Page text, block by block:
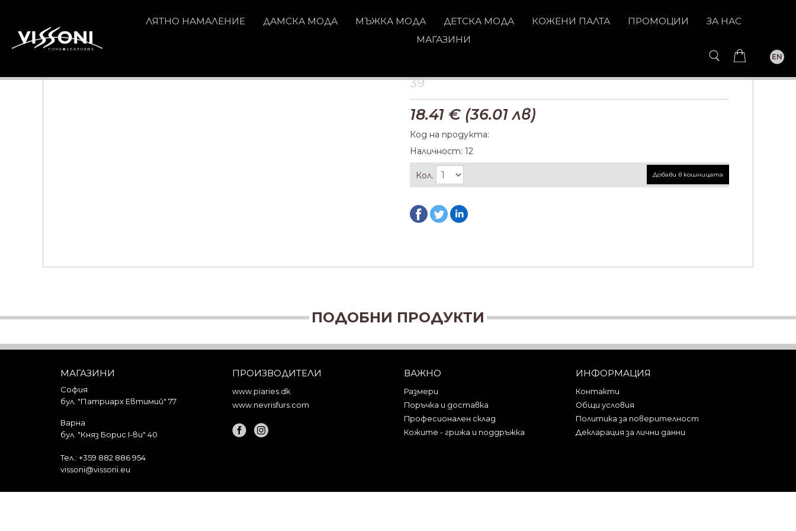
ЛЯТНО НАМАЛЕНИЕ ДАМСКА МОДА МЪЖКА МОДА ДЕТСКА МОДА КОЖЕНИ ПАЛТА ПРОМОЦИИ
ЗА НАС
МАГАЗИНИ
EN
39
18.41 € (36.01 лв)
Код на продукта:
Наличност: 12
Кол. Добави в кошницата
ПОДОБНИ ПРОДУКТИ
МАГАЗИНИ
София
бул. "Патриарх Евтимий" 77
Варна
бул. "Княз Борис I-ви" 40
Тел.: +359 882 886 954
vissoni@vissoni.eu
ПРОИЗВОДИТЕЛИ
www.piaries.dk
www.nevrisfurs.com
ВАЖНО
Размери
Поръчка и доставка
Професионален склад
Кожите - грижа и поддръжка
ИНФОРМАЦИЯ
Контакти
Общи условия
Политика за поверителност
Декларация за лични данни